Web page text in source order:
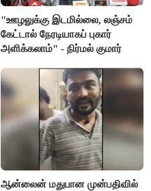
"ஊழலுக்கு இடமில்லை, லஞ்சம்
கேட்டால் நேரடியாகப் புகார்
அளிக்கலாம்" - நிர்மல் குமார்
ஆன்லைன் மதுபான முன்பதிவில்